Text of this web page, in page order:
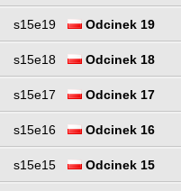
s15e19 Odcinek 19
s15e18 Odcinek 18
s15e17 Odcinek 17
s15e16 Odcinek 16
s15e15 Odcinek 15